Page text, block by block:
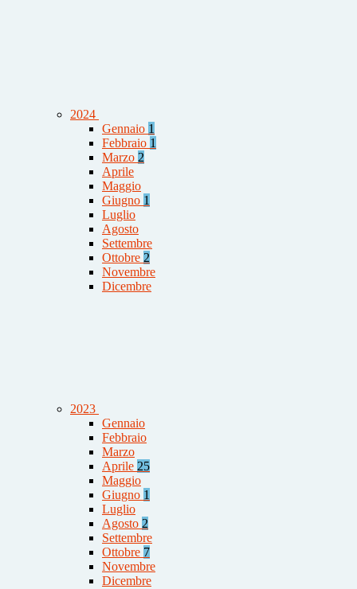
2024
Gennaio 1
Febbraio 1
Marzo 2
Aprile
Maggio
Giugno 1
Luglio
Agosto
Settembre
Ottobre 2
Novembre
Dicembre
2023
Gennaio
Febbraio
Marzo
Aprile 25
Maggio
Giugno 1
Luglio
Agosto 2
Settembre
Ottobre 7
Novembre
Dicembre